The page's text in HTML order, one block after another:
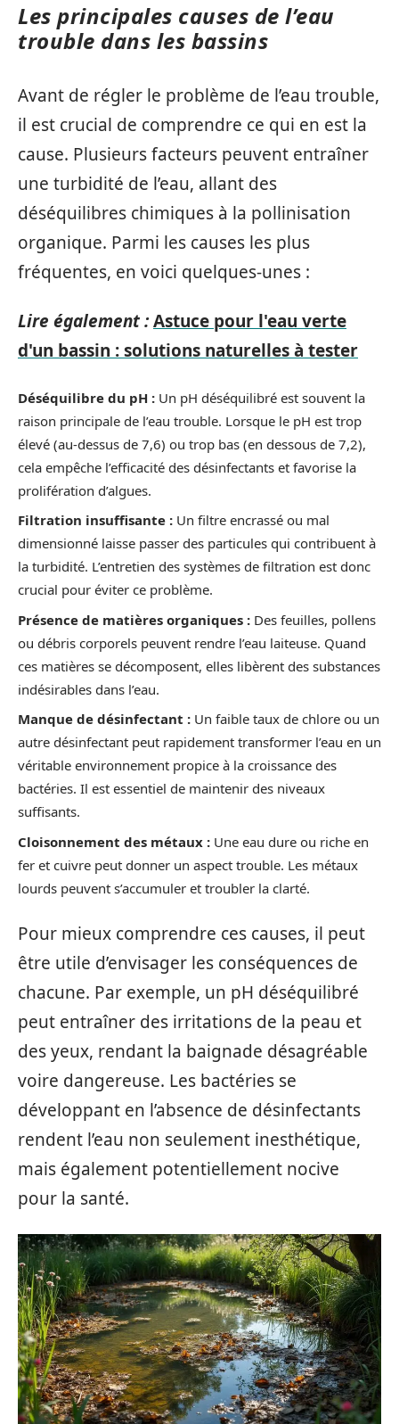
Les principales causes de l’eau
trouble dans les bassins
Avant de régler le problème de l’eau trouble,
il est crucial de comprendre ce qui en est la
cause. Plusieurs facteurs peuvent entraîner
une turbidité de l’eau, allant des
déséquilibres chimiques à la pollinisation
organique. Parmi les causes les plus
fréquentes, en voici quelques-unes :
Lire également :Astuce pour l'eau verte
d'un bassin : solutions naturelles à tester
Déséquilibre du pH : Un pH déséquilibré est souvent la
raison principale de l’eau trouble. Lorsque le pH est trop
élevé (au-dessus de 7,6) ou trop bas (en dessous de 7,2),
cela empêche l’efficacité des désinfectants et favorise la
prolifération d’algues.
Filtration insuffisante : Un filtre encrassé ou mal
dimensionné laisse passer des particules qui contribuent à
la turbidité. L’entretien des systèmes de filtration est donc
crucial pour éviter ce problème.
Présence de matières organiques : Des feuilles, pollens
ou débris corporels peuvent rendre l’eau laiteuse. Quand
ces matières se décomposent, elles libèrent des substances
indésirables dans l’eau.
Manque de désinfectant : Un faible taux de chlore ou un
autre désinfectant peut rapidement transformer l’eau en un
véritable environnement propice à la croissance des
bactéries. Il est essentiel de maintenir des niveaux
suffisants.
Cloisonnement des métaux : Une eau dure ou riche en
fer et cuivre peut donner un aspect trouble. Les métaux
lourds peuvent s’accumuler et troubler la clarté.
Pour mieux comprendre ces causes, il peut
être utile d’envisager les conséquences de
chacune. Par exemple, un pH déséquilibré
peut entraîner des irritations de la peau et
des yeux, rendant la baignade désagréable
voire dangereuse. Les bactéries se
développant en l’absence de désinfectants
rendent l’eau non seulement inesthétique,
mais également potentiellement nocive
pour la santé.